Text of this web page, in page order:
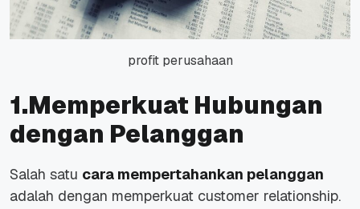
profit perusahaan
1.Memperkuat Hubungan
dengan Pelanggan
Salah satu cara mempertahankan pelanggan
adalah dengan memperkuat customer relationship.